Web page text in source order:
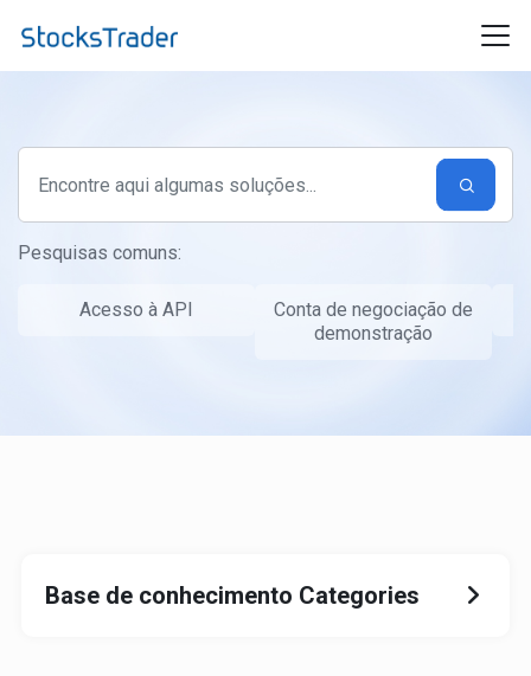
Pesquisas comuns:
Acesso à API
Conta de negociação de
demonstração
Base de conhecimento Categories